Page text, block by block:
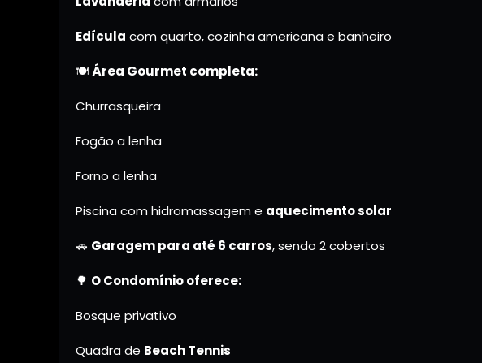
Edícula com quarto, cozinha americana e banheiro
🍽️Área Gourmet completa:
Churrasqueira
Fogão a lenha
Forno a lenha
Piscina com hidromassagem e aquecimento solar
🚗 Garagem para até 6 carros, sendo 2 cobertos
🌳 O Condomínio oferece:
Bosque privativo
Quadra de Beach Tennis